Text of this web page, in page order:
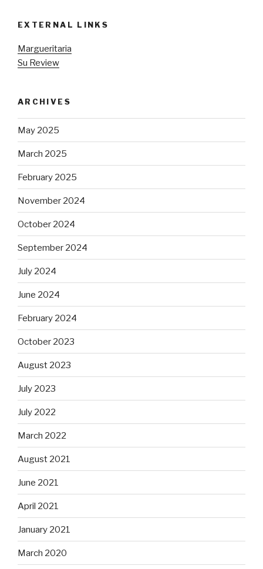
EXTERNAL LINKS
Margueritaria
Su Review
ARCHIVES
May 2025
March 2025
February 2025
November 2024
October 2024
September 2024
July 2024
June 2024
February 2024
October 2023
August 2023
July 2023
July 2022
March 2022
August 2021
June 2021
April 2021
January 2021
March 2020